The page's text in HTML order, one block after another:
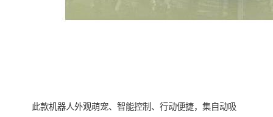
此款机器人外观萌宠、智能控制、行动便捷，集自动吸